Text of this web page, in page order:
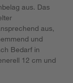
aus. Das
aus,
und
Bedarf in
12 cm und